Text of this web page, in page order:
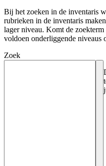
Bij het zoeken in de inventaris
rubrieken in de inventaris
lager niveau. Komt de
voldoen onderliggende niveaus
Zoek